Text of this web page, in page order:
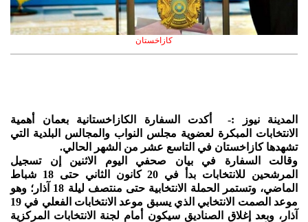
كازاخستان
المدينة نيوز :- أكدت السفارة الكازاخستانية بعمان أهمية
الانتخابات المبكرة لعضوية مجلس النواب والمجالس البلدية التي
تشهدها كازاخستان في التاسع عشر من الشهر الحالي.
وقالت السفارة في بيان صحفي اليوم الاثنين إن تسجيل
المرشحين للانتخابات بدأ في 20 كانون الثاني حتى 18 شباط
الماضي، وتستمر الحملة الانتخابية حتى منتصف ليلة 18 آذار؛ وهو
موعد الصمت الانتخابي الذي يسبق موعد الانتخابات الفعلي في 19
آذار، وبعد إغلاق الصناديق سيكون أمام لجنة الانتخابات المركزية